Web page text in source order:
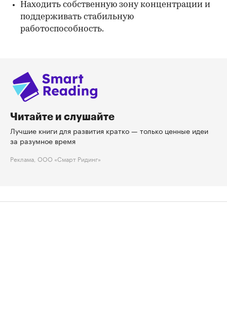
Находить собственную зону концентрации и
поддерживать стабильную
работоспособность.
Читайте и слушайте
Лучшие книги для развития кратко — только ценные идеи
за разумное время
Реклама, ООО «Смарт Ридинг»